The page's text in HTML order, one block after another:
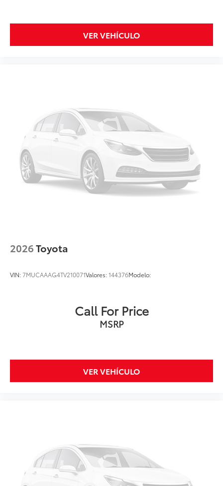
VER VEHÍCULO
2026Toyota
VIN:7MUCAAAG4TV210071Valores:144376Modelo:
Call For Price
MSRP
VER VEHÍCULO